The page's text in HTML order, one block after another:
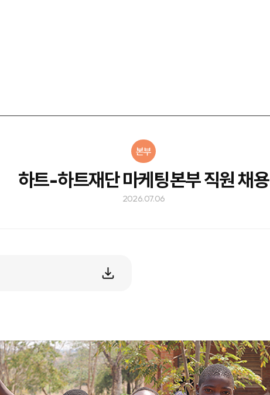
본부
하트-하트재단 마케팅본부 직원 채용
2026.07.06